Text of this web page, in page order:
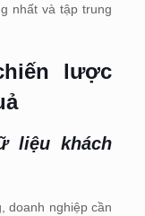
nhất và tập trung
lược
liệu khách
doanh nghiệp cần